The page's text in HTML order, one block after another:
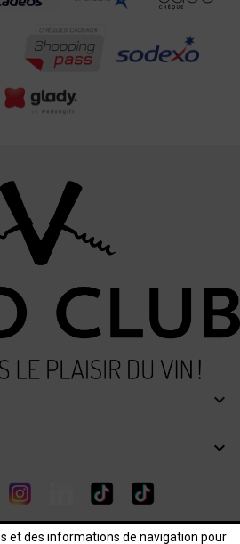
et des informations de navigation pour
keyboard_arrow_down

YouTubeInstagramLinkedInTikTok